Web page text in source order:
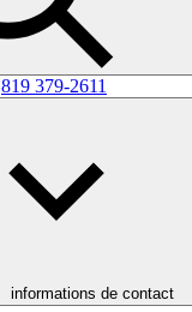
819 379-2611
informations de contact